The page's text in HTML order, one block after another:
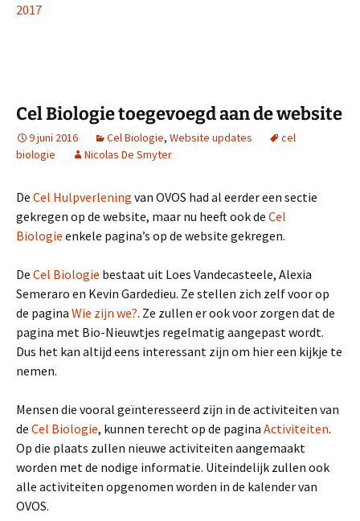
2017
Cel Biologie toegevoegd aan de website
9 juni 2016 Cel Biologie, Website updates
cel
biologie
Nicolas De Smyter
De Cel Hulpverlening van OVOS had al eerder een sectie
gekregen op de website, maar nu heeft ook de Cel
Biologie enkele pagina’s op de website gekregen.
De Cel Biologie bestaat uit Loes Vandecasteele, Alexia
Semeraro en Kevin Gardedieu. Ze stellen zich zelf voor op
de pagina Wie zijn we?. Ze zullen er ook voor zorgen dat de
pagina met Bio-Nieuwtjes regelmatig aangepast wordt.
Dus het kan altijd eens interessant zijn om hier een kijkje te
nemen.
Mensen die vooral geïnteresseerd zijn in de activiteiten van
de Cel Biologie, kunnen terecht op de pagina Activiteiten.
Op die plaats zullen nieuwe activiteiten aangemaakt
worden met de nodige informatie. Uiteindelijk zullen ook
alle activiteiten opgenomen worden in de kalender van
OVOS.